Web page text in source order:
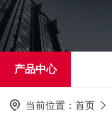
产品中心
当前位置： 首页